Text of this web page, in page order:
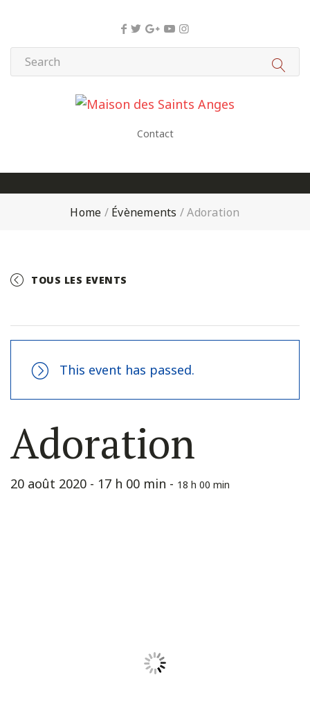
Contact
Home / Évènements /Adoration
TOUS LES EVENTS
This event has passed.
Adoration
20 août 2020 - 17 h 00 min - 18 h 00 min